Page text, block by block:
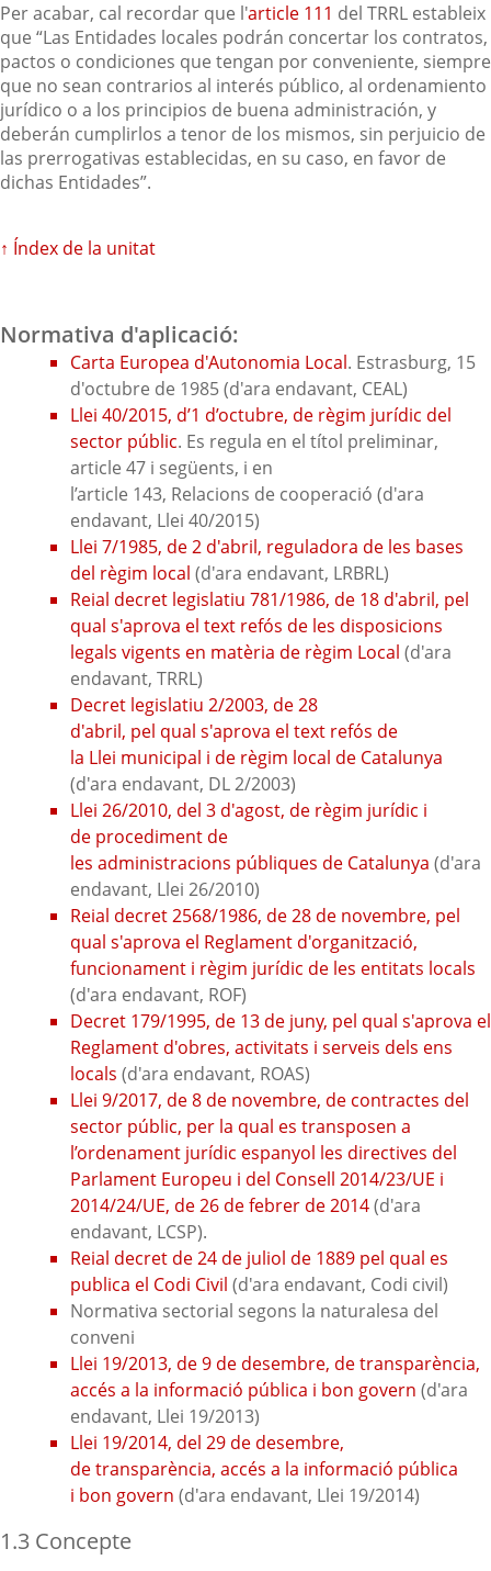
Per acabar, cal recordar que l'article 111 del TRRL estableix
que “Las Entidades locales podrán concertar los contratos,
pactos o condiciones que tengan por conveniente, siempre
que no sean contrarios al interés público, al ordenamiento
jurídico o a los principios de buena administración, y
deberán cumplirlos a tenor de los mismos, sin perjuicio de
las prerrogativas establecidas, en su caso, en favor de
dichas Entidades”.
↑ Índex de la unitat
Normativa d'aplicació:
Carta Europea d'Autonomia Local. Estrasburg, 15
d'octubre de 1985 (d'ara endavant, CEAL)
Llei 40/2015, d’1 d’octubre, de règim jurídic del
sector públic. Es regula en el títol preliminar,
article 47 i següents, i en
l’article 143, Relacions de cooperació (d'ara
endavant, Llei 40/2015)
Llei 7/1985, de 2 d'abril, reguladora de les bases
del règim local (d'ara endavant, LRBRL)
Reial decret legislatiu 781/1986, de 18 d'abril, pel
qual s'aprova el text refós de les disposicions
legals vigents en matèria de règim Local (d'ara
endavant, TRRL)
Decret legislatiu 2/2003, de 28
d'abril, pel qual s'aprova el text refós de
la Llei municipal i de règim local de Catalunya
(d'ara endavant, DL 2/2003)
Llei 26/2010, del 3 d'agost, de règim jurídic i
de procediment de
les administracions públiques de Catalunya (d'ara
endavant, Llei 26/2010)
Reial decret 2568/1986, de 28 de novembre, pel
qual s'aprova el Reglament d'organització,
funcionament i règim jurídic de les entitats locals
(d'ara endavant, ROF)
Decret 179/1995, de 13 de juny, pel qual s'aprova el
Reglament d'obres, activitats i serveis dels ens
locals (d'ara endavant, ROAS)
Llei 9/2017, de 8 de novembre, de contractes del
sector públic, per la qual es transposen a
l’ordenament jurídic espanyol les directives del
Parlament Europeu i del Consell 2014/23/UE i
2014/24/UE, de 26 de febrer de 2014(d'ara
endavant, LCSP).
Reial decret de 24 de juliol de 1889 pel qual es
publica el Codi Civil (d'ara endavant, Codi civil)
Normativa sectorial segons la naturalesa del
conveni
Llei 19/2013, de 9 de desembre, de transparència,
accés a la informació pública i bon govern (d'ara
endavant, Llei 19/2013)
Llei 19/2014, del 29 de desembre,
de transparència, accés a la informació pública
i bon govern (d'ara endavant, Llei 19/2014)
1.3 Concepte